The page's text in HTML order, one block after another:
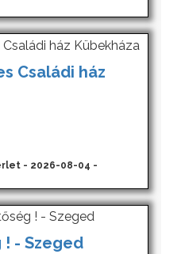
Családi ház
- 2026-08-04 -
- Szeged